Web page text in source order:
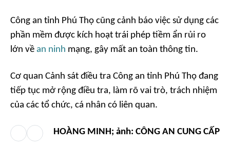
Công an tỉnh Phú Thọ cũng cảnh báo việc sử dụng các
phần mềm được kích hoạt trái phép tiềm ẩn rủi ro
lớn về an ninh mạng, gây mất an toàn thông tin.
Cơ quan Cảnh sát điều tra Công an tỉnh Phú Thọ đang
tiếp tục mở rộng điều tra, làm rõ vai trò, trách nhiệm
của các tổ chức, cá nhân có liên quan.
HOÀNG MINH; ảnh: CÔNG AN CUNG CẤP